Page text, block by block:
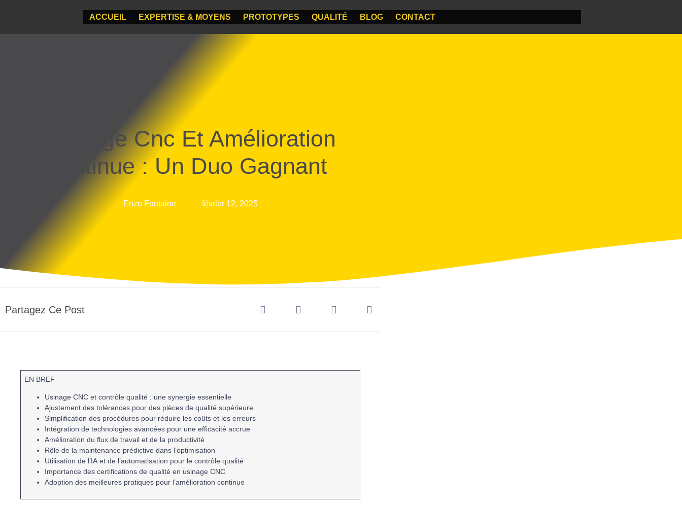
ACCUEIL EXPERTISE & MOYENS PROTOTYPES QUALITÉ BLOG CONTACT
Usinage Cnc Et Amélioration
Continue : Un Duo Gagnant
Enzo Fontaine février 12, 2025
Partagez Ce Post
EN BREF
Usinage CNC etcontrôle qualité : une synergie essentielle
Ajustement destolérances pour des pièces de qualité supérieure
Simplification des procédures pour réduire lescoûts et les erreurs
Intégration de technologies avancées pour uneefficacité accrue
Amélioration duflux de travail et de la productivité
Rôle de la maintenance prédictive dans l’optimisation
Utilisation de l’IAet de l’automatisation pour le contrôle qualité
Importance descertifications de qualité en usinage CNC
Adoption des meilleures pratiques pour l’amélioration continue